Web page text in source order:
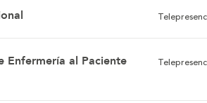
Enfermería al Paciente